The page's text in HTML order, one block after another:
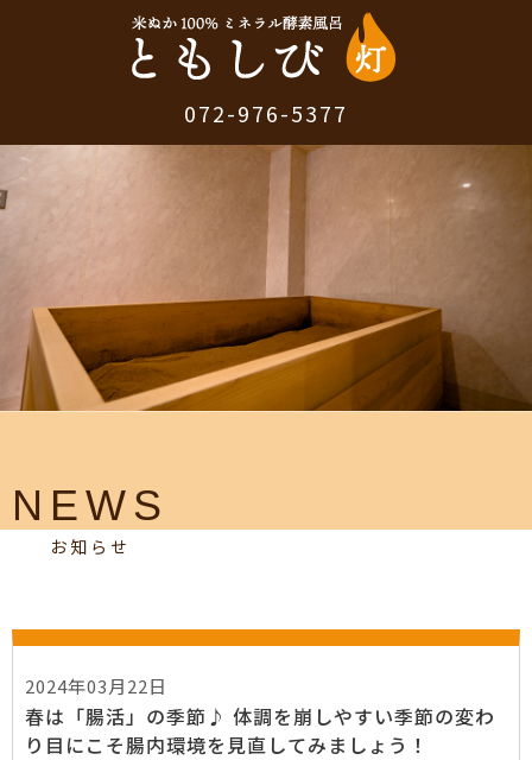
072-976-5377
NEWS
お知らせ
2024年03月22日
春は「腸活」の季節♪ 体調を崩しやすい季節の変わ
り目にこそ腸内環境を見直してみましょう！